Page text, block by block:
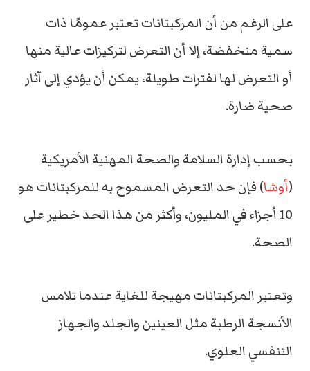
على الرغم من أن المركبتانات تعتبر عمومًا ذات
سمية منخفضة، إلا أن التعرض لتركيزات عالية منها
أو التعرض لها لفترات طويلة، يمكن أن يؤدي إلى آثار
صحية ضارة.
بحسب إدارة السلامة والصحة المهنية الأمريكية
(أوشا) فإن حد التعرض المسموح به للمركبتانات هو
10 أجزاء في المليون، وأكثر من هذا الحد خطير على
الصحة.
وتعتبر المركبتانات مهيجة للغاية عندما تلامس
الأنسجة الرطبة مثل العينين والجلد والجهاز
التنفسي العلوي.